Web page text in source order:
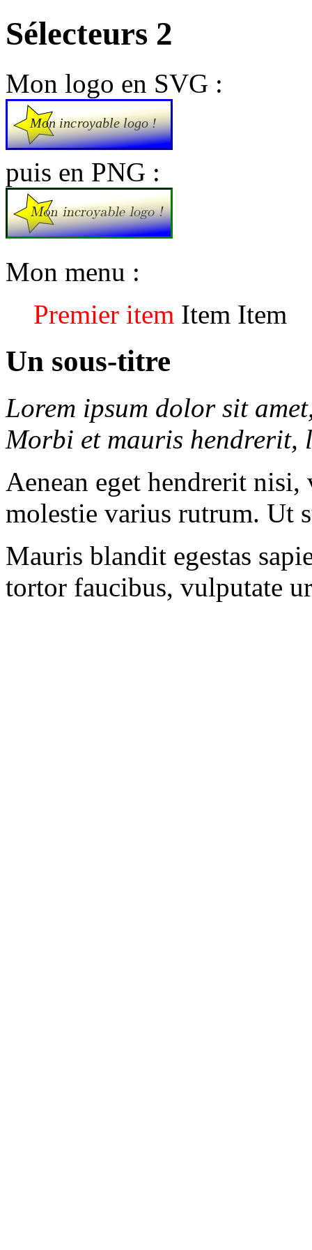
Sélecteurs 2
Mon logo en SVG :
puis en PNG :
Mon menu :
Premier item Item Item
Un sous-titre
Lorem ipsum dolor sit
Morbi et mauris hendrerit,
Aenean eget hendrerit
molestie varius rutrum. Ut
Mauris blandit egestas
tortor faucibus, vulputate